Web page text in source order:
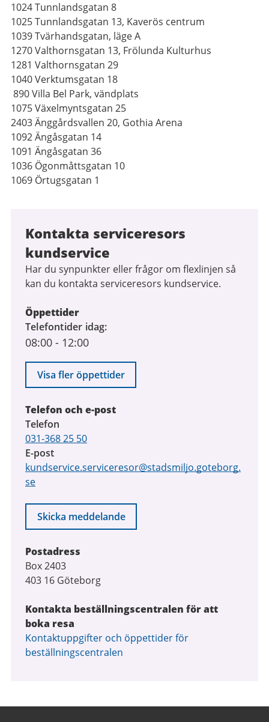
1024 Tunnlandsgatan 8
1025 Tunnlandsgatan 13, Kaverös centrum
1039 Tvärhandsgatan, läge A
1270 Valthornsgatan 13, Frölunda Kulturhus
1281 Valthornsgatan 29
1040 Verktumsgatan 18
890 Villa Bel Park, vändplats
1075 Växelmyntsgatan 25
2403 Änggårdsvallen 20, Gothia Arena
1092 Ängåsgatan 14
1091 Ängåsgatan 36
1036 Ögonmåttsgatan 10
1069 Örtugsgatan 1
Kontakta serviceresors
kundservice
Har du synpunkter eller frågor om flexlinjen så
kan du kontakta serviceresors kundservice.
Öppettider
Telefontider idag
08:00 - 12:00
Visa fler öppettider
Telefon och e-post
Telefon
031-368 25 50
E-post
kundservice.serviceresor@stadsmiljo.goteborg.
se
Skicka meddelande
Postadress
Box 2403
403 16 Göteborg
Kontakta beställningscentralen för att
boka resa
Kontaktuppgifter och öppettider för
beställningscentralen